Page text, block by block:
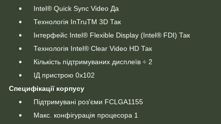
Intel® Quick Sync Video Да
Технологія InTruTM 3D Так
Інтерфейс Intel® Flexible Display (Intel® FDI) Так
Технологія Intel® Clear Video HD Так
Кількість підтримуваних дисплеїв ÷ 2
ІД пристрою 0x102
Специфікації корпусу
Підтримувані роз'єми FCLGA1155
Макс. конфігурація процесора 1